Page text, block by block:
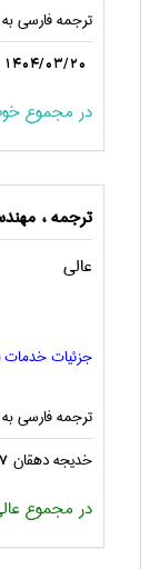
ترجمه فارسی
1404/03/20
در مجموع
ترجمه ،
عالی
جزئیات
ترجمه فارسی
خدیجه دهقان
در مجموع